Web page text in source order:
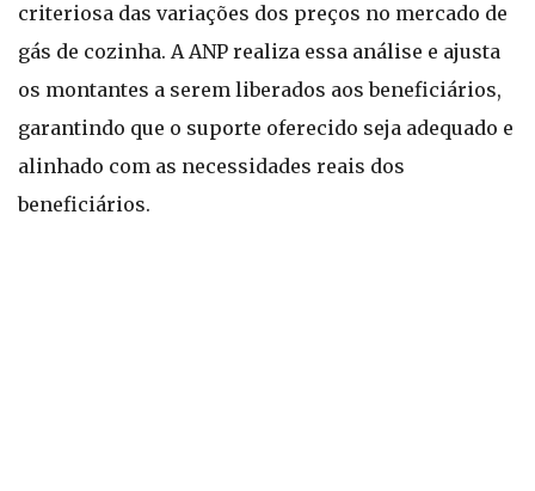
criteriosa das variações dos preços no mercado de
gás de cozinha. A ANP realiza essa análise e ajusta
os montantes a serem liberados aos beneficiários,
garantindo que o suporte oferecido seja adequado e
alinhado com as necessidades reais dos
beneficiários.